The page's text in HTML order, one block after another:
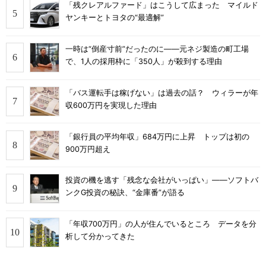
「残クレアルファード」はこうして広まった マイルド
ヤンキーとトヨタの“最適解”
一時は“倒産寸前”だったのに――元ネジ製造の町工場
で、1人の採用枠に「350人」が殺到する理由
「バス運転手は稼げない」は過去の話？ ウィラーが年
収600万円を実現した理由
「銀行員の平均年収」684万円に上昇 トップは初の
900万円超え
投資の機を逃す「残念な会社がいっぱい」――ソフトバ
ンクG投資の秘訣、“金庫番”が語る
「年収700万円」の人が住んでいるところ データを分
析して分かってきた